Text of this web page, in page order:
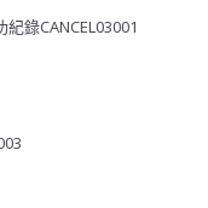
錄CANCEL03001